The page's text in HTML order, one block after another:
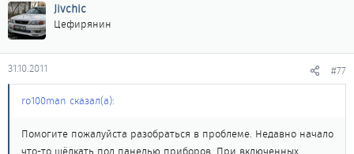
Jivchic
Цефирянин
31.10.2011 #77
ro100man сказал(а):
Помогите пожалуйста разобраться в проблеме. Недавно начало